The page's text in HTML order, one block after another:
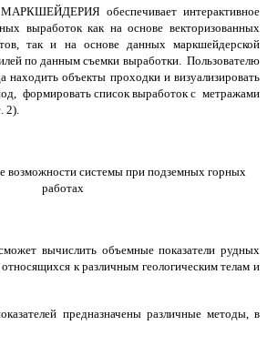
обеспечивает интерактивное
выработок как на основе векторизованных
так и на основе данных маркшейдерской
по данным съемки выработки. Пользователю
находить объекты проходки и визуализировать
формировать список выработок с метражами
2).
возможности системы при подземных горных
работах
вычислить объемные показатели рудных
к различным геологическим телам и
предназначены различные методы, в